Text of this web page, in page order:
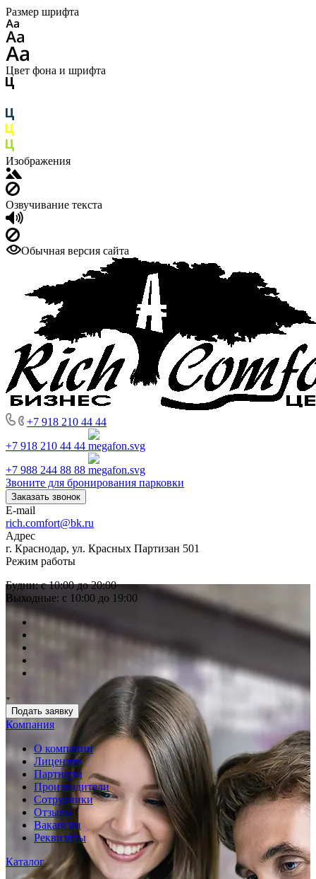
Размер шрифта
Цвет фона и шрифта
Изображения
Озвучивание текста
Обычная версия сайта
+7 918 210 44 44
+7 918 210 44 44
+7 988 244 88 88
Звоните для бронирования парковки
Заказать звонок
E-mail
rich.comfort@bk.ru
Адрес
г. Краснодар, ул. Красных Партизан 501
Режим работы
Будни: с 10:00 до 20:00
Выходные: с 10:00 до 19:00
Подать заявку
Компания
О компании
Лицензии
Партнеры
Производители
Сотрудники
Отзывы
Вакансии
Реквизиты
Каталог